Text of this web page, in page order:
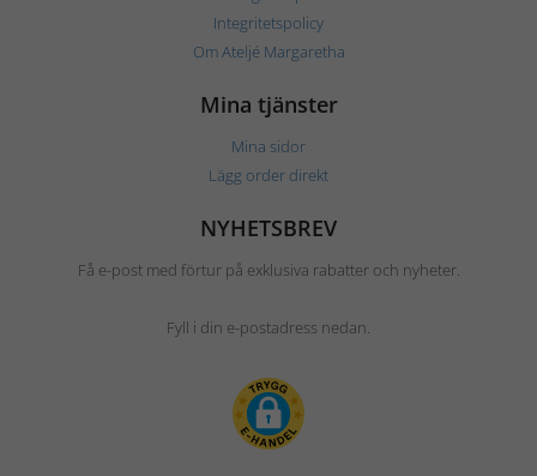
Integritetspolicy
Om Ateljé Margaretha
Mina tjänster
Mina sidor
Lägg order direkt
NYHETSBREV
Få e-post med förtur på exklusiva rabatter och nyheter.
Fyll i din e-postadress nedan.